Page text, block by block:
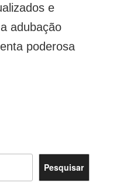
e
adubação
poderosa
Pesquisar